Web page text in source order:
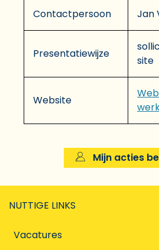
Contactpersoon Jan
Presentatiewijze
site
Website
Mijn acties
NUTTIGE LINKS
Vacatures